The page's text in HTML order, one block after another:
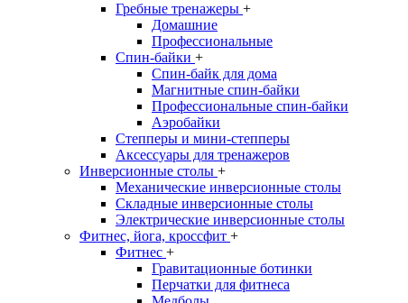
Гребные тренажеры +
Домашние
Профессиональные
Спин-байки +
Спин-байк для дома
Магнитные спин-байки
Профессиональные спин-байки
Аэробайки
Степперы и мини-степперы
Аксессуары для тренажеров
Инверсионные столы +
Механические инверсионные столы
Складные инверсионные столы
Электрические инверсионные столы
Фитнес, йога, кроссфит +
Фитнес +
Гравитационные ботинки
Перчатки для фитнеса